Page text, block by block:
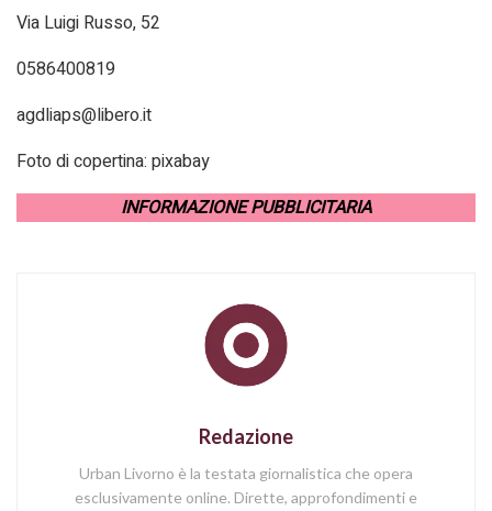
Via Luigi Russo, 52
0586400819
agdliaps@libero.it
Foto di copertina: pixabay
INFORMAZIONE PUBBLICITARIA
Redazione
Urban Livorno è la testata giornalistica che opera
esclusivamente online. Dirette, approfondimenti e